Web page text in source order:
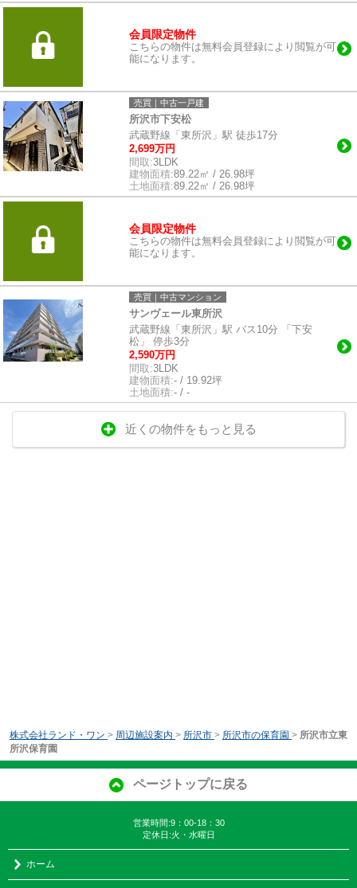
会員限定物件
こちらの物件は無料会員登録により閲覧が可
能になります。
売買｜中古一戸建
所沢市下安松
武蔵野線「東所沢」駅 徒歩17分
2,699万円
間取:3LDK
建物面積:89.22㎡ / 26.98坪
土地面積:89.22㎡ / 26.98坪
会員限定物件
こちらの物件は無料会員登録により閲覧が可
能になります。
売買｜中古マンション
サンヴェール東所沢
武蔵野線「東所沢」駅 バス10分 「下安
松」 停歩3分
2,590万円
間取:3LDK
建物面積:- / 19.92坪
土地面積:- / -
近くの物件をもっと見る
株式会社ランド・ワン > 周辺施設案内 > 所沢市 > 所沢市の保育園 > 所沢市立東
所沢保育園
ページトップに戻る
営業時間:9：00-18：30
定休日:火・水曜日
ホーム